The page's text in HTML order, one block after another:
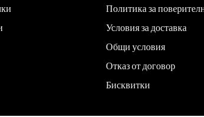
Политика за
Условия за доставка
Общи условия
Отказ от договор
Бисквитки